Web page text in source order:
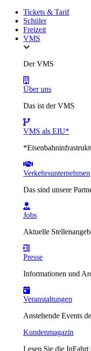
Tickets & Tarif
Schüler
Freizeit
VMS
Der VMS
Über uns
Das ist der VMS
VMS als EIU*
Verkehrsunternehmen
Das sind unsere
Jobs
Aktuelle
Presse
Informationen und
Veranstaltungen
Anstehende Events
Kundenmagazin
Lesen Sie die